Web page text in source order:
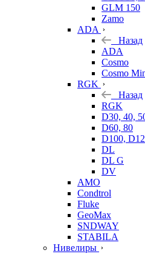
GLM 150
Zamo
ADA
Назад
ADA
Cosmo
Cosmo
RGK
Назад
RGK
D30, 40,
D60, 80
D100,
DL
DL G
DV
AMO
Condtrol
Fluke
GeoMax
SNDWAY
STABILA
Нивелиры